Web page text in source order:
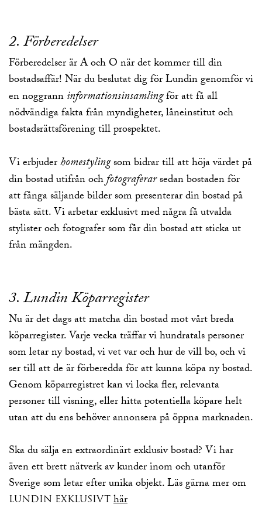
2. Förberedelser
Förberedelser är A och O när det kommer till din
bostadsaffär! När du beslutat dig för Lundin genomför vi
en noggranninformationsinsamlingför att få all
nödvändiga fakta från myndigheter, låneinstitut och
bostadsrättsförening till prospektet.
Vi erbjuderhomestylingsom bidrar till att höja värdet på
din bostad utifrån ochfotograferarsedan bostaden för
att fånga säljande bilder som presenterar din bostad på
bästa sätt. Vi arbetar exklusivt med några få utvalda
stylister och fotografer som får din bostad att sticka ut
från mängden.
3. LundinKöparregister
Nu är det dags att matcha din bostad mot vårt breda
köparregister. Varje vecka träffar vi hundratals personer
som letar ny bostad, vi vet var och hur de vill bo, och vi
ser till att de är förberedda för att kunna köpa ny bostad.
Genom köparregistret kan vi locka fler, relevanta
personer till visning, eller hitta potentiella köpare helt
utan att du ens behöver annonsera på öppna marknaden.
Ska du sälja en extraordinärt exklusiv bostad? Vi har
även ett brett nätverk av kunder inom och utanför
Sverige som letar efter unika objekt. Läs gärna mer om
LUNDIN EXKLUSIVT här